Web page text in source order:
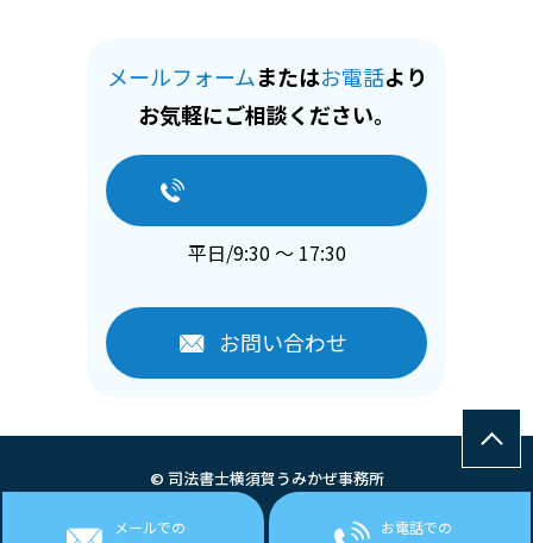
メールでの
お電話での
メールフォームまたはお電話より
お気軽にご相談ください。
平日/9:30 ～ 17:30
お問い合わせ
© 司法書士横須賀うみかぜ事務所